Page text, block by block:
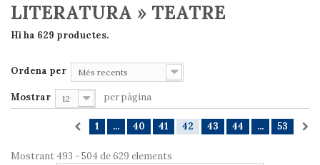
LITERATURA » TEATRE
Hi ha 629 productes.
Ordena per Més recents
Mostrar 12 per pàgina
1 ... 40 41 42 43 44 ... 53
Mostrant 493 - 504 de 629 elements